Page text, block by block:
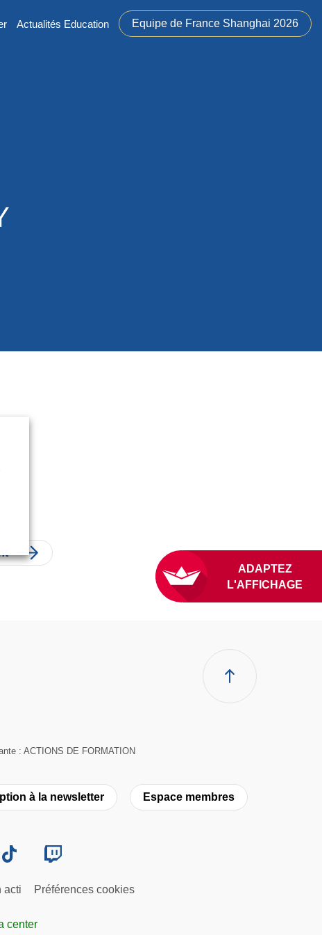
Actualités Education Equipe de France Shanghai 2026
: ACTIONS DE FORMATION
à la newsletter Espace membres
acti Préférences cookies
center